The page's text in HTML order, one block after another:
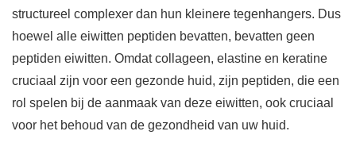
structureel complexer dan hun kleinere tegenhangers. Dus
hoewel alle eiwitten peptiden bevatten, bevatten geen
peptiden eiwitten. Omdat collageen, elastine en keratine
cruciaal zijn voor een gezonde huid, zijn peptiden, die een
rol spelen bij de aanmaak van deze eiwitten, ook cruciaal
voor het behoud van de gezondheid van uw huid.